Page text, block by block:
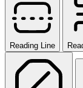
Reading Line